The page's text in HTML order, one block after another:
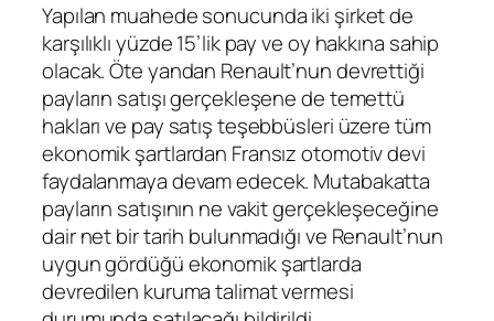
Yapılan muahede sonucunda iki şirket de
karşılıklı yüzde 15’lik pay ve oy hakkına sahip
olacak. Öte yandan Renault’nun devrettiği
payların satışı gerçekleşene de temettü
hakları ve pay satış teşebbüsleri üzere tüm
ekonomik şartlardan Fransız otomotiv devi
faydalanmaya devam edecek. Mutabakatta
payların satışının ne vakit gerçekleşeceğine
dair net bir tarih bulunmadığı ve Renault’nun
uygun gördüğü ekonomik şartlarda
devredilen kuruma talimat vermesi